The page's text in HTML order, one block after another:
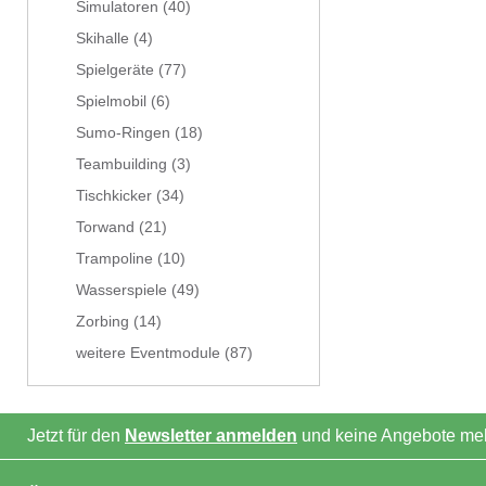
Simulatoren (40)
Skihalle (4)
Spielgeräte (77)
Spielmobil (6)
Sumo-Ringen (18)
Teambuilding (3)
Tischkicker (34)
Torwand (21)
Trampoline (10)
Wasserspiele (49)
Zorbing (14)
weitere Eventmodule (87)
Jetzt für den Newsletter anmelden und keine Angebote